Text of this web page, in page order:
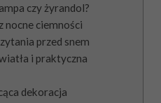
czy żyrandol?
nocne ciemności
przed snem
i praktyczna
dekoracja